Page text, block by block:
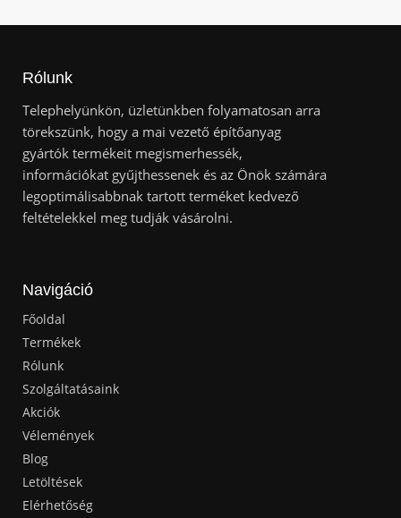
Rólunk
Telephelyünkön, üzletünkben folyamatosan arra
törekszünk, hogy a mai vezető építőanyag
gyártók termékeit megismerhessék,
információkat gyűjthessenek és az Önök számára
legoptimálisabbnak tartott terméket kedvező
feltételekkel meg tudják vásárolni.
Navigáció
Főoldal
Termékek
Rólunk
Szolgáltatásaink
Akciók
Vélemények
Blog
Letöltések
Elérhetőség